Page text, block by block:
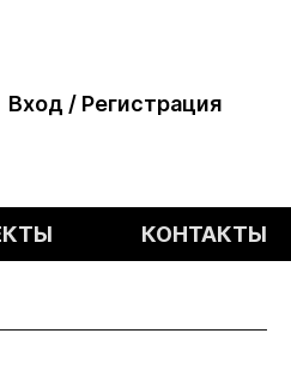
Вход / Регистрация
КОНТАКТЫ